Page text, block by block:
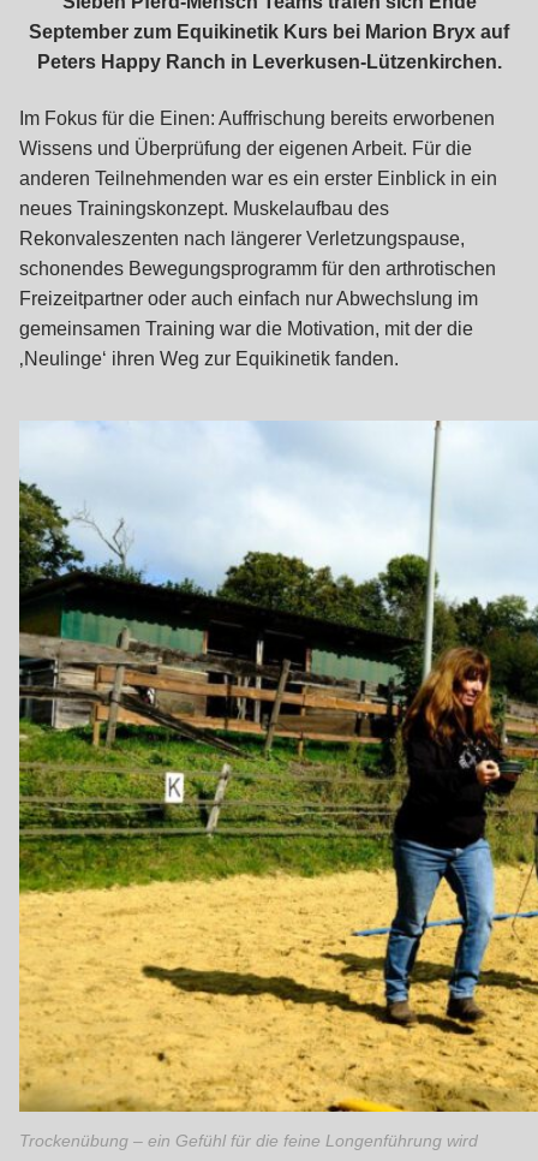
September zum Equikinetik Kurs bei Marion Bryx auf
Peters Happy Ranch in Leverkusen-Lützenkirchen.
Im Fokus für die Einen: Auffrischung bereits erworbenen
Wissens und Überprüfung der eigenen Arbeit. Für die
anderen Teilnehmenden war es ein erster Einblick in ein
neues Trainingskonzept. Muskelaufbau des
Rekonvaleszenten nach längerer Verletzungspause,
schonendes Bewegungsprogramm für den arthrotischen
Freizeitpartner oder auch einfach nur Abwechslung im
gemeinsamen Training war die Motivation, mit der die
‚Neulinge‘ ihren Weg zur Equikinetik fanden.
Trockenübung – ein Gefühl für die feine Longenführung wird